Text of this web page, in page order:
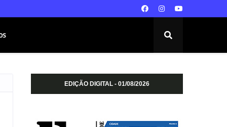
EDIÇÃO DIGITAL - 01/08/2026